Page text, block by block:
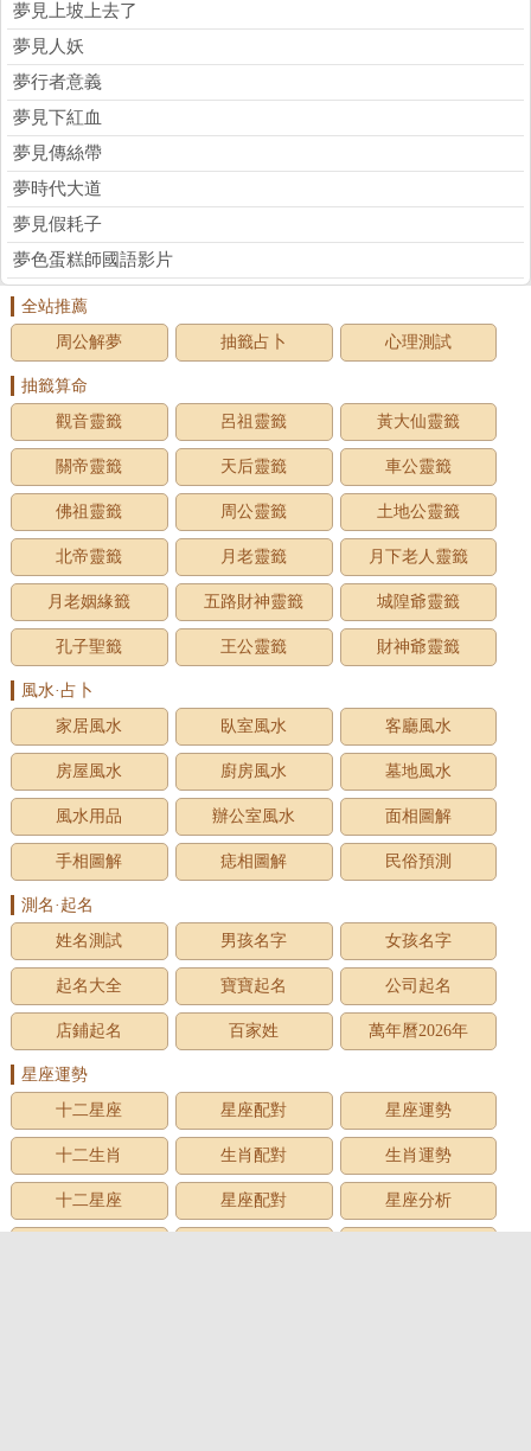
夢見上坡上去了
夢見人妖
夢行者意義
夢見下紅血
夢見傳絲帶
夢時代大道
夢見假耗子
夢色蛋糕師國語影片
全站推薦
周公解夢
抽籤占卜 心理測試
抽籤算命
觀音靈籤
呂祖靈籤 黃大仙靈籤
關帝靈籤 天后靈籤 車公靈籤
佛祖靈籤 周公靈籤 土地公靈籤
北帝靈籤 月老靈籤 月下老人靈籤
月老姻緣籤 五路財神靈籤 城隍爺靈籤
孔子聖籤 王公靈籤 財神爺靈籤
風水·占卜
家居風水
臥室風水 客廳風水
房屋風水 廚房風水 墓地風水
風水用品 辦公室風水 面相圖解
手相圖解 痣相圖解 民俗預測
測名·起名
姓名測試
男孩名字 女孩名字
起名大全 寶寶起名 公司起名
店鋪起名 百家姓 萬年曆2026年
星座運勢
十二星座
星座配對 星座運勢
十二生肖 生肖配對 生肖運勢
十二星座 星座配對 星座分析